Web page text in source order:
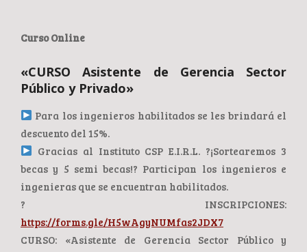
Curso Online
«CURSO Asistente de Gerencia Sector
Público y Privado»
Para los ingenieros habilitados se les brindará el
descuento del 15%.
Gracias al Instituto CSP E.I.R.L. ?¡Sortearemos 3
becas y 5 semi becas!? Participan los ingenieros e
ingenieras que se encuentran habilitados.
? INSCRIPCIONES:
https://forms.gle/H5wAgyNUMfas2JDX7
CURSO: «Asistente de Gerencia Sector Público y